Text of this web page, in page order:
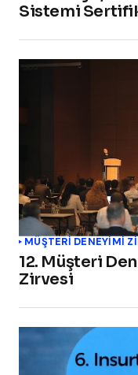
Sistemi
MÜŞTERİ DENEYİMİ
12. Müşteri
Zirvesi